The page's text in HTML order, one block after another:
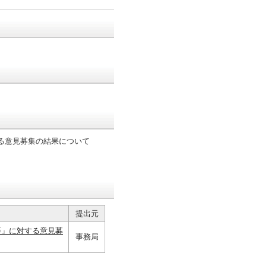
意見募集の結果について
提出元
に対する意見募
事務局